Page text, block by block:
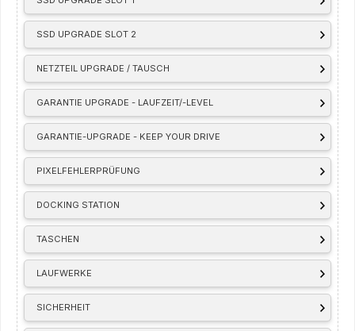
SSD UPGRADE SLOT 2
NETZTEIL UPGRADE / TAUSCH
GARANTIE UPGRADE - LAUFZEIT/-LEVEL
GARANTIE-UPGRADE - KEEP YOUR DRIVE
PIXELFEHLERPRÜFUNG
DOCKING STATION
TASCHEN
LAUFWERKE
SICHERHEIT